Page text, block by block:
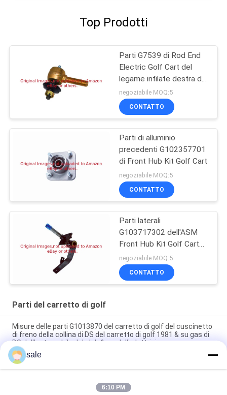
Top Prodotti
Parti G7539 di Rod End
Electric Golf Cart del
legame infilate destra di
DS
negoziabile MOQ:5
CONTATTO
Parti di alluminio
precedenti G102357701
di Front Hub Kit Golf Cart
negoziabile MOQ:5
CONTATTO
Parti laterali
G103717302 dell'ASM
Front Hub Kit Golf Cart
del fuso dei driver
negoziabile MOQ:5
CONTATTO
Parti del carretto di golf
Misure delle parti G1013870 del carretto di golf del cuscinetto
di freno della collina di DS del carretto di golf 1981 & su gas di
DS dell'automobile del club & modelli elettrici
Ricambi per carrelli da golf G1011415 Fits Club Car G E DS
Shock Absorber Bushing Kit Con 2 colla 2 Pad 2 Noce
Carro da golf parti kit cavo freno G1011403 Fits Club Car Gas
sale
6:10 PM